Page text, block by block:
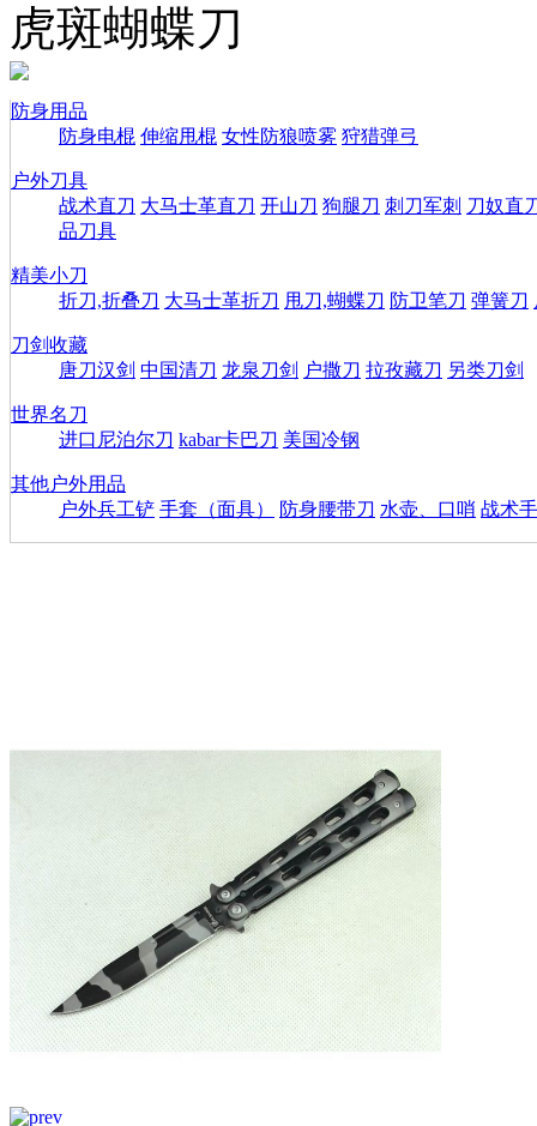
虎斑蝴蝶刀
防身用品
防身电棍 伸缩甩棍 女性防狼喷雾 狩猎弹弓
户外刀具
战术直刀 大马士革直刀 开山刀 狗腿刀 刺刀军刺 刀奴直
品刀具
精美小刀
折刀,折叠刀 大马士革折刀 甩刀,蝴蝶刀 防卫笔刀 弹簧刀
刀剑收藏
唐刀汉剑 中国清刀 龙泉刀剑 户撒刀 拉孜藏刀 另类刀剑
世界名刀
进口尼泊尔刀 kabar卡巴刀 美国冷钢
其他户外用品
户外兵工铲 手套（面具） 防身腰带刀 水壶、口哨 战术